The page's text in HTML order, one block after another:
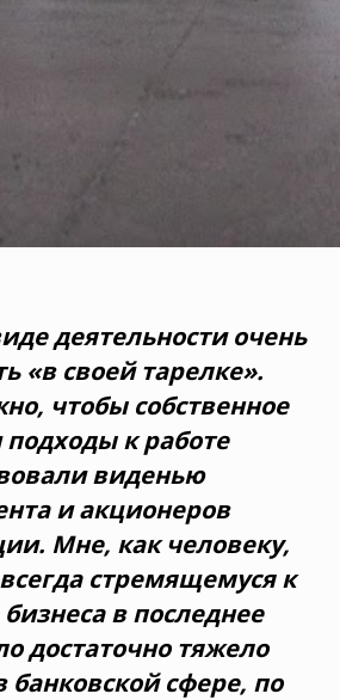
деятельности очень
«в своей тарелке».
чтобы собственное
к работе
виденью
и акционеров
Мне, как человеку,
стремящемуся к
в последнее
достаточно тяжело
банковской сфере, по